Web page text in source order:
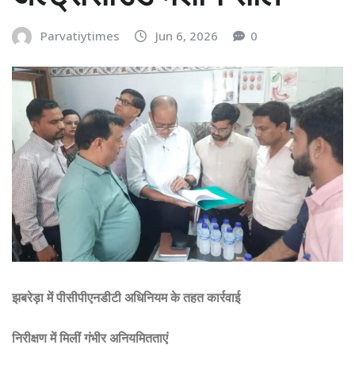
Parvatiytimes Jun 6, 2026 0
झबरेड़ा में पीसीपीएनडीटी अधिनियम के तहत कार्रवाई
निरीक्षण में मिलीं गंभीर अनियमितताएं